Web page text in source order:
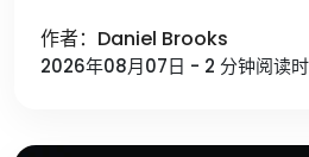
赖刷 For …
作者：Daniel Brooks
2026年08月07日 - 2 分钟阅读